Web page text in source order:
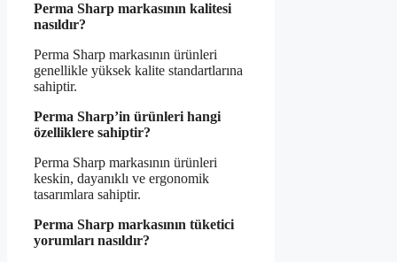
Perma Sharp markasının kalitesi
nasıldır?
Perma Sharp markasının ürünleri
genellikle yüksek kalite standartlarına
sahiptir.
Perma Sharp’in ürünleri hangi
özelliklere sahiptir?
Perma Sharp markasının ürünleri
keskin, dayanıklı ve ergonomik
tasarımlara sahiptir.
Perma Sharp markasının tüketici
yorumları nasıldır?